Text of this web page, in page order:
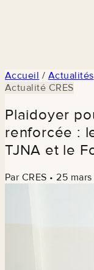
Accueil / Actualités
Actualité CRES
Plaidoyer
renforcée :
TJNA et le
Par CRES • 25